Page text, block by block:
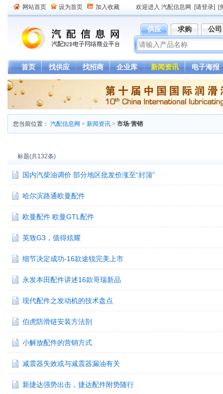
网站首页 设为首页 加入收藏 欢迎进入 汽配信息网 [请登录] [
供应 求购 公司
首页 找供应 找招商 企业库 新闻资讯 电子海报
您当前位置： 汽配信息网 > 新闻资讯 > 市场·营销
标题(共132条)
国内汽柴油调价 部分地区批发价涨至“封顶”
哈尔滨路通欧曼配件
欧曼配件 欧曼GTL配件
英致G3，值得炫耀
细节决定成功-16款途锐完美上市
永发本田配件讲述16款哥瑞新品
现代配件之发动机的技术盘点
伯虎防滑链安装方法剖
小解放配件的营销方式
减震器失效或与减震器漏油有关
新捷达强势出击，捷达配件附势随行